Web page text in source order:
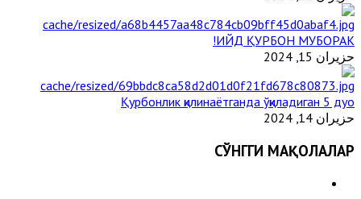
ИЙД ҚУРБОН МУБОРАК!
حزيران 15, 2024
Қурбонлик қилинаётганда ўқиладиган 5 дуо
حزيران 14, 2024
СЎНГГИ МАҚОЛАЛАР